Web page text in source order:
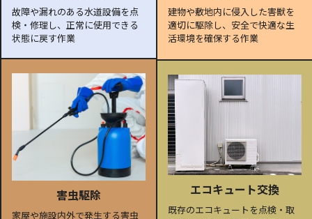
故障や漏れのある水道設備を点
検・修理し、正常に使用できる
状態に戻す作業
建物や敷地内に侵入した害獣を
適切に駆除し、安全で快適な生
活環境を確保する作業
害虫駆除
家屋や施設内外で発生する害虫
エコキュート交換
既存のエコキュートを点検・取